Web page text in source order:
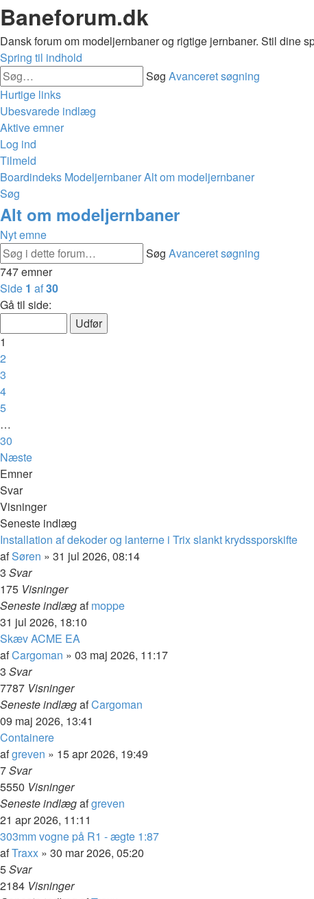
Baneforum.dk
Dansk forum om modeljernbaner og rigtige jernbaner. Stil dine
Spring til indhold
Søg Avanceret søgning
Hurtige links
Ubesvarede indlæg
Aktive emner
Log ind
Tilmeld
Boardindeks ModeljernbanerAlt om modeljernbaner
Søg
Alt om modeljernbaner
Nyt emne
Søg Avanceret søgning
747 emner
Side 1 af30
Gå til side:
1
2
3
4
5
…
30
Næste
Emner
Svar
Visninger
Seneste indlæg
Installation af dekoder og lanterne i Trix slankt krydssporskifte
afSøren » 31 jul 2026, 08:14
3 Svar
175 Visninger
Seneste indlægafmoppe
31 jul 2026, 18:10
Skæv ACME EA
afCargoman » 03 maj 2026, 11:17
3 Svar
7787 Visninger
Seneste indlægafCargoman
09 maj 2026, 13:41
Containere
afgreven » 15 apr 2026, 19:49
7Svar
5550 Visninger
Seneste indlægafgreven
21 apr 2026, 11:11
303mm vogne på R1 - ægte 1:87
afTraxx » 30 mar 2026, 05:20
5Svar
2184 Visninger